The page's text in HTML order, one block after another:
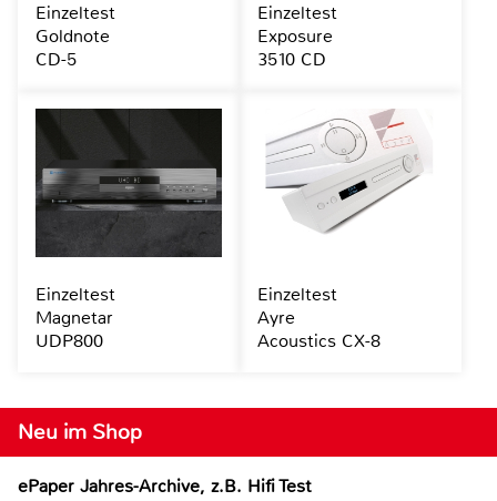
Neu im Shop
ePaper Jahres-Archive, z.B. Hifi Test
Einzeltest
Goldnote
CD-5
Einzeltest
Exposure
3510 CD
Einzeltest
Magnetar
UDP800
Einzeltest
Ayre
Acoustics CX-8